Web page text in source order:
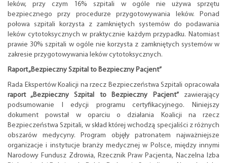
leków, przy czym 16% szpitali w ogóle nie używa sprzętu
bezpiecznego przy procedurze przygotowywania leków. Ponad
połowa szpitali korzysta z zamkniętych systemów do podawania
leków cytotoksycznych w praktycznie każdym przypadku. Natomiast
prawie 30% szpitali w ogóle nie korzysta z zamkniętych systemów w
zakresie przygotowywania leków cytotoksycznych.
Raport „Bezpieczny Szpital to Bezpieczny Pacjent”
Rada Ekspertów Koalicji na rzecz Bezpieczeństwa Szpitali opracowała
raport „Bezpieczny Szpital to Bezpieczny Pacjent”zawierający
podsumowanie I edycji programu certyfikacyjnego. Niniejszy
dokument powstał w oparciu o działania Koalicji na rzecz
Bezpieczeństwa Szpitali, w skład której wchodzą specjaliści z różnych
obszarów medycyny. Program objęły patronatem najważniejsze
organizacje i instytucje branży medycznej w Polsce, między innymi
Narodowy Fundusz Zdrowia, Rzecznik Praw Pacjenta, Naczelna Izba